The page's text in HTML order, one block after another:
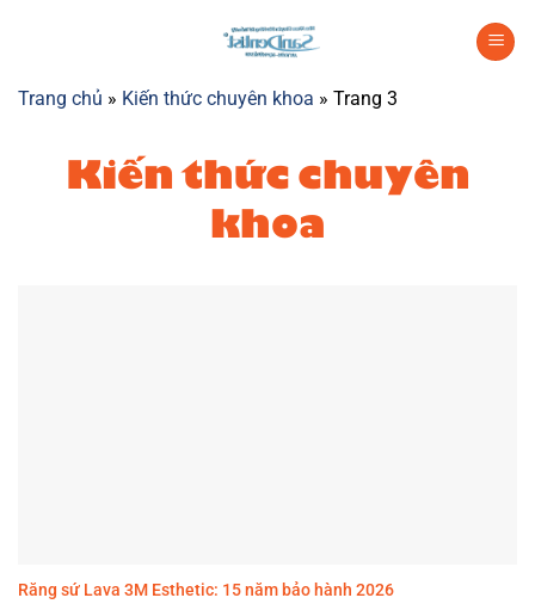
dungTrang chủ » Kiến thức chuyên khoa » Trang 3
Kiến thức chuyên
khoa
Răng sứ Lava 3M Esthetic: 15 năm bảo hành 2026